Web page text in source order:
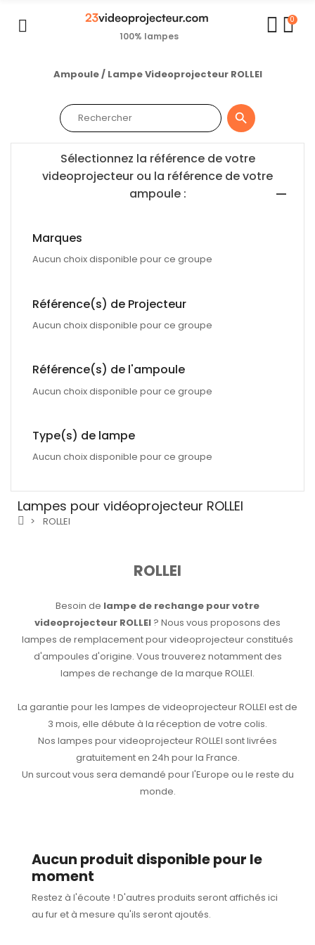
100% lampes
0
Ampoule / Lampe Videoprojecteur ROLLEI

Sélectionnez la référence de votre
videoprojecteur ou la référence de votre
ampoule :
Marques
Aucun choix disponible pour ce groupe
Référence(s) de Projecteur
Aucun choix disponible pour ce groupe
Référence(s) de l'ampoule
Aucun choix disponible pour ce groupe
Type(s) de lampe
Aucun choix disponible pour ce groupe
Lampes pour vidéoprojecteur ROLLEI
ROLLEI
ROLLEI
Besoin de lampe de rechange pour votre
videoprojecteur ROLLEI ? Nous vous proposons des
lampes de remplacement pour videoprojecteur constitués
d'ampoules d'origine. Vous trouverez notamment des
lampes de rechange de la marque ROLLEI.
La garantie pour les lampes de videoprojecteur ROLLEI est de
3 mois, elle débute à la réception de votre colis.
Nos lampes pour videoprojecteur ROLLEI sont livrées
gratuitement en 24h pour la France.
Un surcout vous sera demandé pour l'Europe ou le reste du
monde.
Aucun produit disponible pour le
moment
Restez à l'écoute ! D'autres produits seront affichés ici
au fur et à mesure qu'ils seront ajoutés.